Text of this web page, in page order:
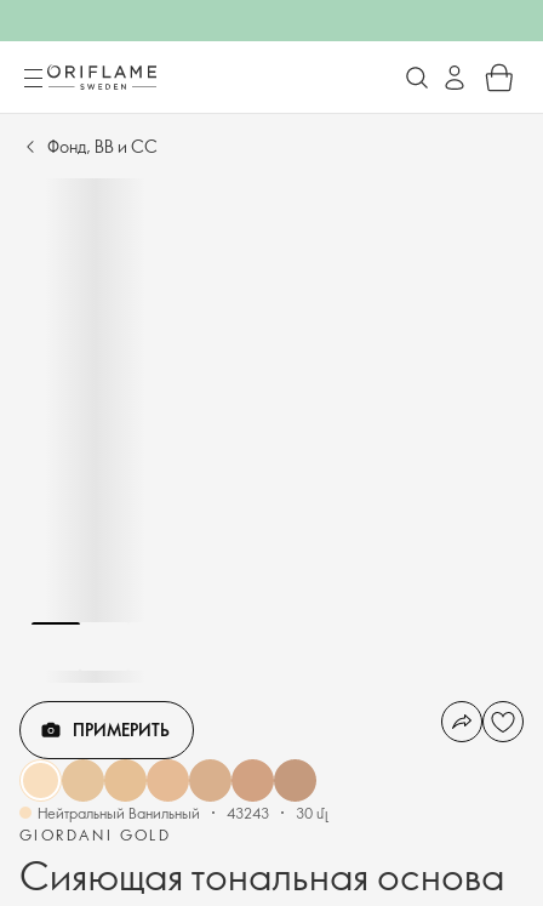
Фонд, BB и CC
GIORDANI GOLD
Сияющая тональная основа
ПРИМЕРИТЬ
Нейтральный Ванильный 43243 30 մլ